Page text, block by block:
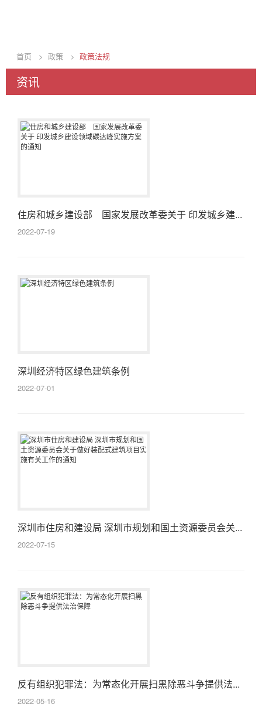
首页 > 政策 > 政策法规
资讯
住房和城乡建设部 国家发展改革委关于 印发城乡建...
2022-07-19
深圳经济特区绿色建筑条例
2022-07-01
深圳市住房和建设局 深圳市规划和国土资源委员会关...
2022-07-15
反有组织犯罪法：为常态化开展扫黑除恶斗争提供法...
2022-05-16